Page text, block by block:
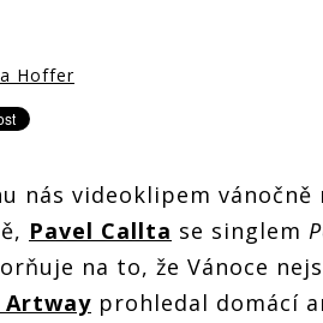
Hoffer
nás videoklipem vánočně
Pavel Callta se singlem
na to, že Vánoce
Artway prohledal domácí